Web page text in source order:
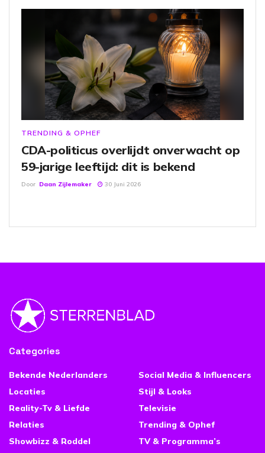
TRENDING & OPHEF
CDA-politicus overlijdt onverwacht op
59-jarige leeftijd: dit is bekend
Door Daan Zijlemaker 30 Juni 2026
Categories
Bekende Nederlanders
Locaties
Reality-Tv & Liefde
Relaties
Showbizz & Roddel
Social Media & Influencers
Stijl & Looks
Televisie
Trending & Ophef
TV & Programma’s